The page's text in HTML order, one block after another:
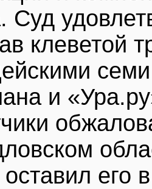
Суд
клеветой
и
его